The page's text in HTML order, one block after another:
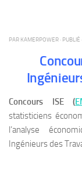
PAR KAMERPOWER· PUBLIÉ
Concours ISE (
statisticiens
l’analyse
Ingénieurs des